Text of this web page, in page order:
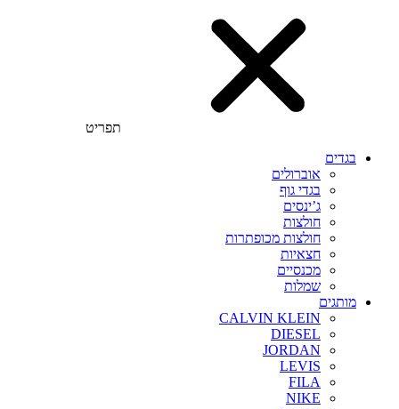
תפריט
בגדים
אוברולים
בגדי גוף
ג’ינסים
חולצות
חולצות מכופתרות
חצאיות
מכנסיים
שמלות
מותגים
CALVIN KLEIN
DIESEL
JORDAN
LEVIS
FILA
NIKE